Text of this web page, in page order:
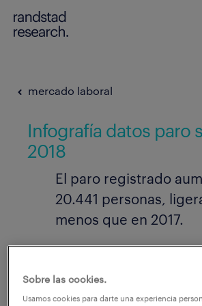
mercado laboral
Infografía datos paro
2018
El paro registrado
20.441 personas,
menos que en 2017.
Sobre las cookies.
Usamos cookies para darte una experiencia